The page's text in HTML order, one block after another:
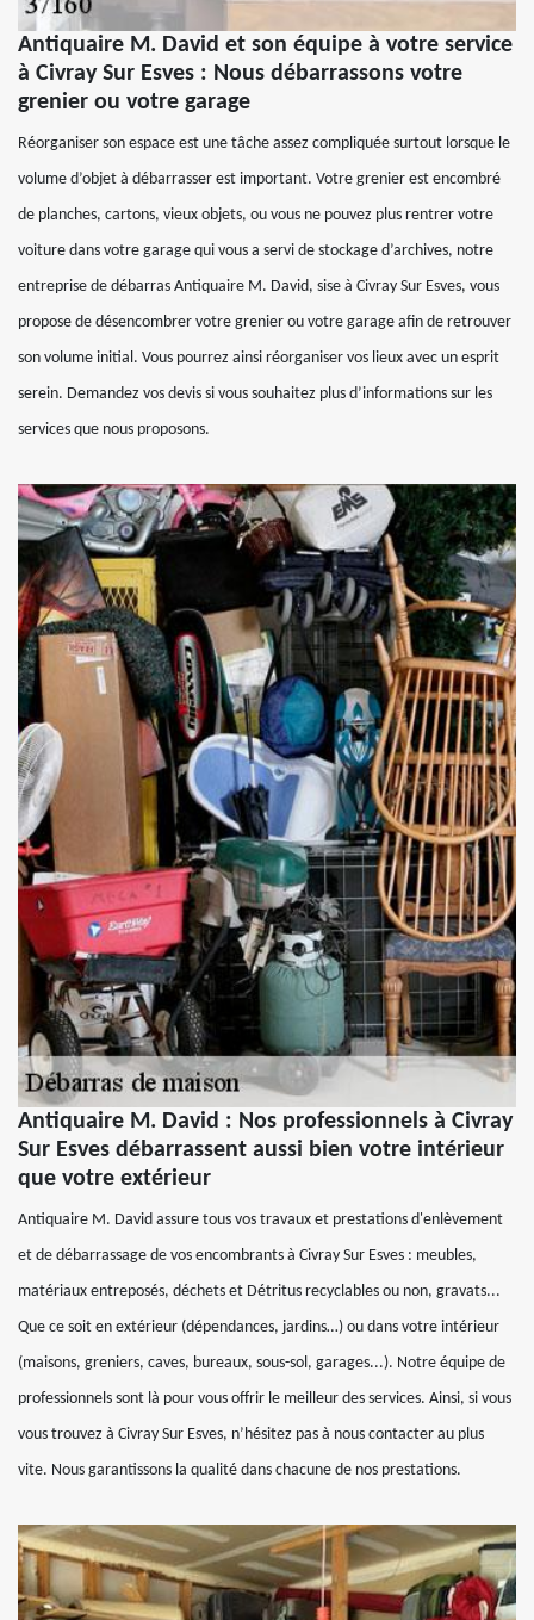
Antiquaire M. David et son équipe à votre service
à Civray Sur Esves : Nous débarrassons votre
grenier ou votre garage
Réorganiser son espace est une tâche assez compliquée surtout lorsque le
volume d’objet à débarrasser est important. Votre grenier est encombré
de planches, cartons, vieux objets, ou vous ne pouvez plus rentrer votre
voiture dans votre garage qui vous a servi de stockage d’archives, notre
entreprise de débarras Antiquaire M. David, sise à Civray Sur Esves, vous
propose de désencombrer votre grenier ou votre garage afin de retrouver
son volume initial. Vous pourrez ainsi réorganiser vos lieux avec un esprit
serein. Demandez vos devis si vous souhaitez plus d’informations sur les
services que nous proposons.
Antiquaire M. David : Nos professionnels à Civray
Sur Esves débarrassent aussi bien votre intérieur
que votre extérieur
Antiquaire M. David assure tous vos travaux et prestations d'enlèvement
et de débarrassage de vos encombrants à Civray Sur Esves : meubles,
matériaux entreposés, déchets et Détritus recyclables ou non, gravats...
Que ce soit en extérieur (dépendances, jardins…) ou dans votre intérieur
(maisons, greniers, caves, bureaux, sous-sol, garages...). Notre équipe de
professionnels sont là pour vous offrir le meilleur des services. Ainsi, si vous
vous trouvez à Civray Sur Esves, n’hésitez pas à nous contacter au plus
vite. Nous garantissons la qualité dans chacune de nos prestations.